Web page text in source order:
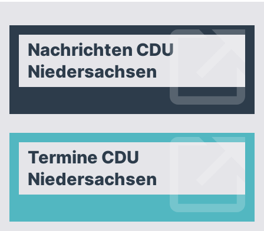
Nachrichten CDU
Niedersachsen
Termine CDU
Niedersachsen